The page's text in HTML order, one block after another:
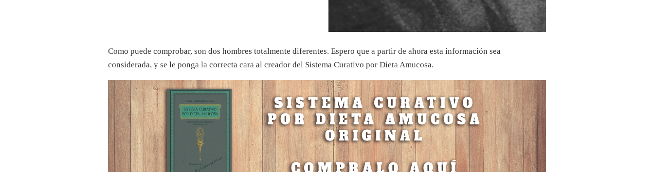
Como puede comprobar, son dos hombres totalmente diferentes. Espero que a partir de ahora esta información sea
considerada, y se le ponga la correcta cara al creador del Sistema Curativo por Dieta Amucosa.